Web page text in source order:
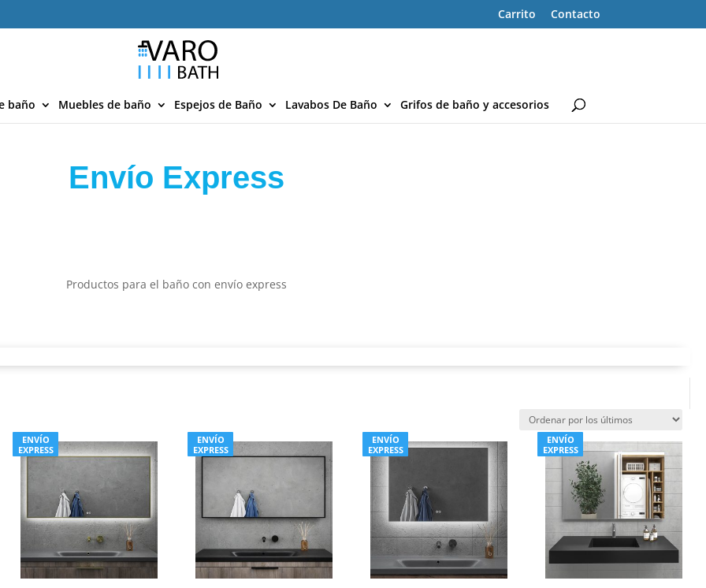
Carrito
Contacto
baño Muebles de baño Espejos de Baño Lavabos De Baño Grifos de baño y accesorios
Envío Express
Productos para el baño con envío express
ENVÍO
EXPRESS
ENVÍO
EXPRESS
ENVÍO
EXPRESS
ENVÍO
EXPRESS